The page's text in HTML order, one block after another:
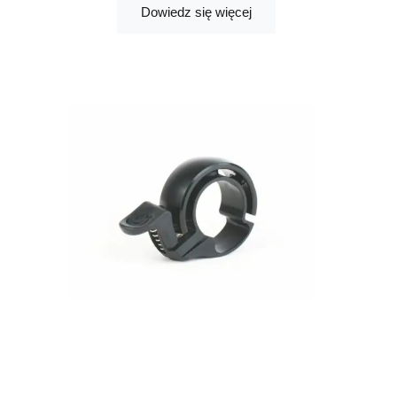
Dowiedz się więcej